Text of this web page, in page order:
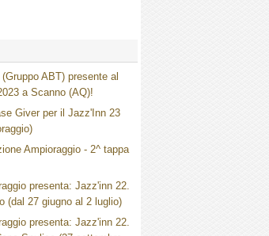
ABT) presente al
a Scanno (AQ)!
Giver per il Jazz'Inn 23
Ampioraggio - 2^ tappa
presenta: Jazz'inn 22.
(dal 27 giugno al 2 luglio)
presenta: Jazz'inn 22.